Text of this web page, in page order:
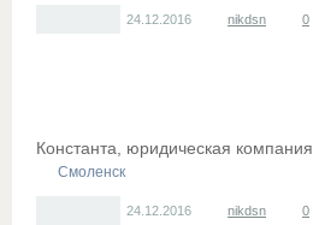
24.12.2016 nikdsn 0
Константа, юридическая компания
Смоленск
24.12.2016 nikdsn 0